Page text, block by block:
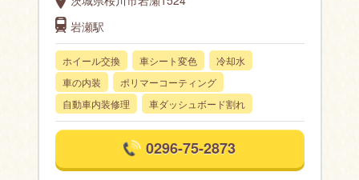
岩瀬駅
ホイール交換 車シート変色
冷却水
車の内装
ポリマーコーティング
自動車内装修理
車ダッシュボード割れ
0296-75-2873